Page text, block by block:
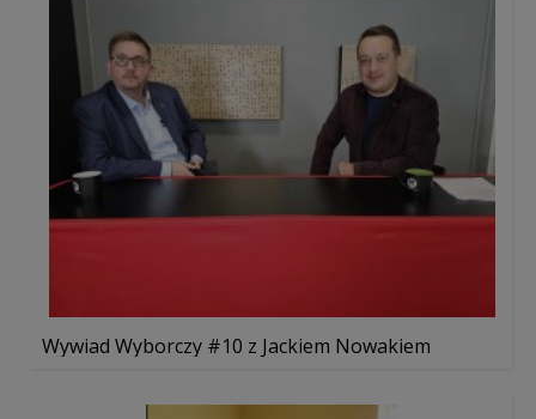
Wywiad Wyborczy #10 z Jackiem Nowakiem